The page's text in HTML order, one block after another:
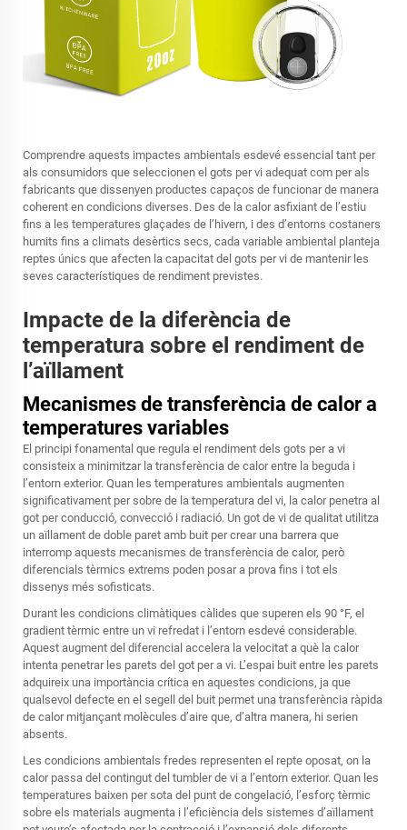
Comprendre aquests impactes ambientals esdevé essencial tant per
als consumidors que seleccionen el gots per vi adequat com per als
fabricants que dissenyen productes capaços de funcionar de manera
coherent en condicions diverses. Des de la calor asfixiant de l’estiu
fins a les temperatures glaçades de l’hivern, i des d’entorns costaners
humits fins a climats desèrtics secs, cada variable ambiental planteja
reptes únics que afecten la capacitat del gots per vi de mantenir les
seves característiques de rendiment previstes.
Impacte de la diferència de
temperatura sobre el rendiment de
l’aïllament
Mecanismes de transferència de calor a
temperatures variables
El principi fonamental que regula el rendiment dels gots per a vi
consisteix a minimitzar la transferència de calor entre la beguda i
l’entorn exterior. Quan les temperatures ambientals augmenten
significativament per sobre de la temperatura del vi, la calor penetra al
got per conducció, convecció i radiació. Un got de vi de qualitat utilitza
un aïllament de doble paret amb buit per crear una barrera que
interromp aquests mecanismes de transferència de calor, però
diferencials tèrmics extrems poden posar a prova fins i tot els
dissenys més sofisticats.
Durant les condicions climàtiques càlides que superen els 90 °F, el
gradient tèrmic entre un vi refredat i l’entorn esdevé considerable.
Aquest augment del diferencial accelera la velocitat a què la calor
intenta penetrar les parets del got per a vi. L’espai buit entre les parets
adquireix una importància crítica en aquestes condicions, ja que
qualsevol defecte en el segell del buit permet una transferència ràpida
de calor mitjançant molècules d’aire que, d’altra manera, hi serien
absents.
Les condicions ambientals fredes representen el repte oposat, on la
calor passa del contingut del tumbler de vi a l’entorn exterior. Quan les
temperatures baixen per sota del punt de congelació, l’esforç tèrmic
sobre els materials augmenta i l’eficiència dels sistemes d’aïllament